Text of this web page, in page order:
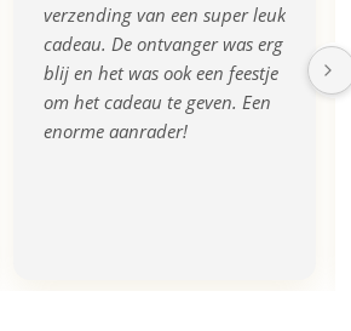
verzending van een super leuk
cadeau. De ontvanger was erg
blij en het was ook een feestje
om het cadeau te geven. Een
enorme aanrader!